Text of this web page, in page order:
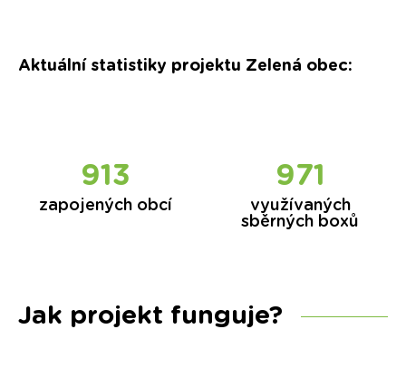
Aktuální statistiky projektu Zelená obec:
920
zapojených obcí
982
využívaných
sběrných boxů
Jak projekt funguje?